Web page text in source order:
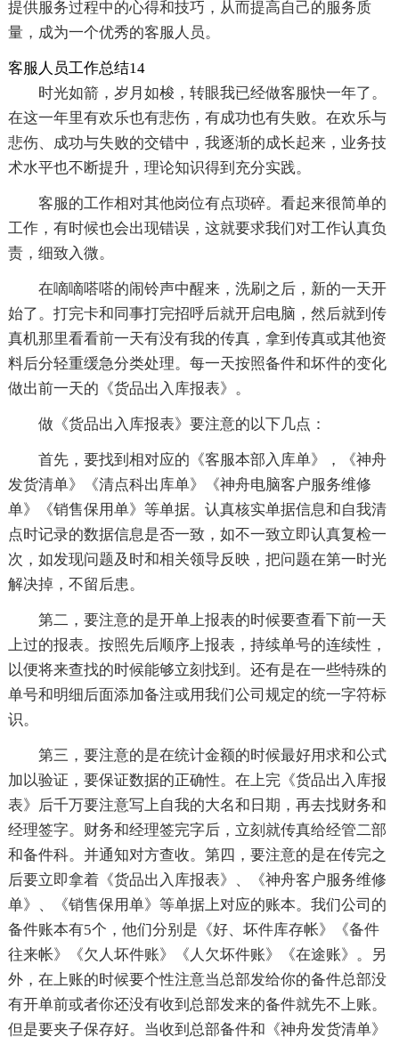
提供服务过程中的心得和技巧，从而提高自己的服务质
量，成为一个优秀的客服人员。
客服人员工作总结14
时光如箭，岁月如梭，转眼我已经做客服快一年了。
在这一年里有欢乐也有悲伤，有成功也有失败。在欢乐与
悲伤、成功与失败的交错中，我逐渐的成长起来，业务技
术水平也不断提升，理论知识得到充分实践。
客服的工作相对其他岗位有点琐碎。看起来很简单的
工作，有时候也会出现错误，这就要求我们对工作认真负
责，细致入微。
在嘀嘀嗒嗒的闹铃声中醒来，洗刷之后，新的一天开
始了。打完卡和同事打完招呼后就开启电脑，然后就到传
真机那里看看前一天有没有我的传真，拿到传真或其他资
料后分轻重缓急分类处理。每一天按照备件和坏件的变化
做出前一天的《货品出入库报表》。
做《货品出入库报表》要注意的以下几点：
首先，要找到相对应的《客服本部入库单》，《神舟
发货清单》《清点科出库单》《神舟电脑客户服务维修
单》《销售保用单》等单据。认真核实单据信息和自我清
点时记录的数据信息是否一致，如不一致立即认真复检一
次，如发现问题及时和相关领导反映，把问题在第一时光
解决掉，不留后患。
第二，要注意的是开单上报表的时候要查看下前一天
上过的报表。按照先后顺序上报表，持续单号的连续性，
以便将来查找的时候能够立刻找到。还有是在一些特殊的
单号和明细后面添加备注或用我们公司规定的统一字符标
识。
第三，要注意的是在统计金额的时候最好用求和公式
加以验证，要保证数据的正确性。在上完《货品出入库报
表》后千万要注意写上自我的大名和日期，再去找财务和
经理签字。财务和经理签完字后，立刻就传真给经管二部
和备件科。并通知对方查收。第四，要注意的是在传完之
后要立即拿着《货品出入库报表》、《神舟客户服务维修
单》、《销售保用单》等单据上对应的账本。我们公司的
备件账本有5个，他们分别是《好、坏件库存帐》《备件
往来帐》《欠人坏件账》《人欠坏件账》《在途账》。另
外，在上账的时候要个性注意当总部发给你的备件总部没
有开单前或者你还没有收到总部发来的备件就先不上账。
但是要夹子保存好。当收到总部备件和《神舟发货清单》